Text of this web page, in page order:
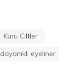
Kuru Ciltler
dayanıklı eyeliner